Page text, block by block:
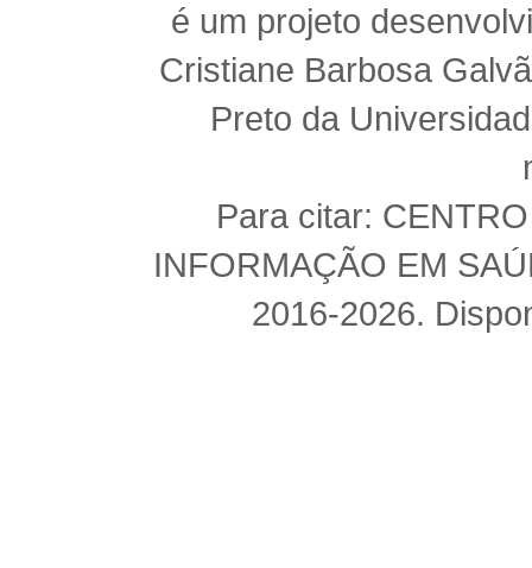
é um projeto
Cristiane Barbosa
Preto da
Para citar:
INFORMAÇÃO EM
2016-2026.